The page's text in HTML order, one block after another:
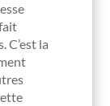
C’est la